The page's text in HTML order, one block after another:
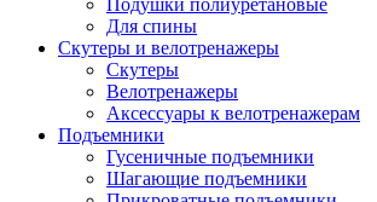
Подушки полиуретановые
Для спины
Скутеры и велотренажеры
Скутеры
Велотренажеры
Аксессуары к велотренажерам
Подъемники
Гусеничные подъемники
Шагающие подъемники